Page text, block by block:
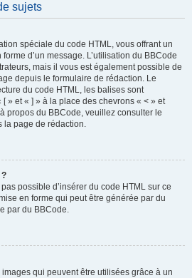
sujets
spéciale du code HTML, vous offrant un
d’un message. L’utilisation du BBCode
mais il vous est également possible de
depuis le formulaire de rédaction. Le
du code HTML, les balises sont
» et « ] » à la place des chevrons « < » et
propos du BBCode, veuillez consulter le
la page de rédaction.
?
possible d’insérer du code HTML sur ce
en forme qui peut être générée par du
par du BBCode.
qui peuvent être utilisées grâce à un